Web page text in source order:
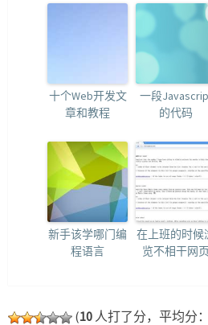
十个Web开发文
章和教程
一段
的代码
新手该学哪门编
程语言
在上班的时候
览不相干网页
(10 人打了分，平均分：